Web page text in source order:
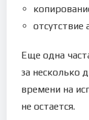
отсутствие
Еще одна
за несколько
времени на
не остается.